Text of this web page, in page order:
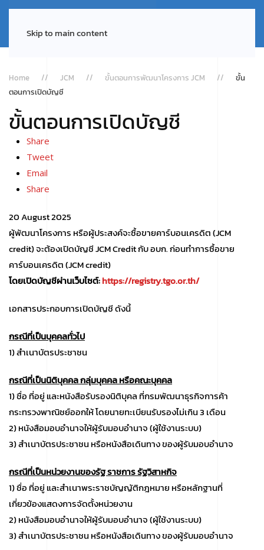
Skip to main content
Home JCM ขั้นตอนการพัฒนาโครงการ JCM
ขั้น
ตอนการเปิดบัญชี
ขั้นตอนการเปิดบัญชี
Share
Tweet
Email
Share
20 August 2025
ผู้พัฒนาโครงการ หรือผู้ประสงค์จะซื้อขายคาร์บอนเครดิต (JCM
credit) จะต้องเปิดบัญชี JCM Credit กับ อบก. ก่อนทำการซื้อขาย
คาร์บอนเครดิต (JCM credit)
โดยเปิดบัญชีผ่านเว็บไซต์:https://registry.tgo.or.th/
เอกสารประกอบการเปิดบัญชี ดังนี้
กรณีที่เป็นบุคคลทั่วไป
1) สำเนาบัตรประชาชน
กรณีที่เป็นนิติบุคคล กลุ่มบุคคล หรือคณะบุคคล
1) ชื่อ ที่อยู่ และหนังสือรับรองนิติบุคล ที่กรมพัฒนาธุรกิจการค้า
กระทรวงพาณิชย์ออกให้ โดยนายทะเบียนรับรองไม่เกิน 3 เดือน
2) หนังสือมอบอำนาจให้ผู้รับมอบอำนาจ (ผู้ใช้งานระบบ)
3) สำเนาบัตรประชาชน หรือหนังสือเดินทาง ของผู้รับมอบอำนาจ
กรณีที่เป็นหน่วยงานของรัฐ ราชการ รัฐวิสาหกิจ
1) ชื่อ ที่อยู่ และสำเนาพระราชบัญญัติกฎหมาย หรือหลักฐานที่
เกี่ยวข้องแสดงการจัดตั้งหน่วยงาน
2) หนังสือมอบอำนาจให้ผู้รับมอบอำนาจ (ผู้ใช้งานระบบ)
3) สำเนาบัตรประชาชน หรือหนังสือเดินทาง ของผู้รับมอบอำนาจ